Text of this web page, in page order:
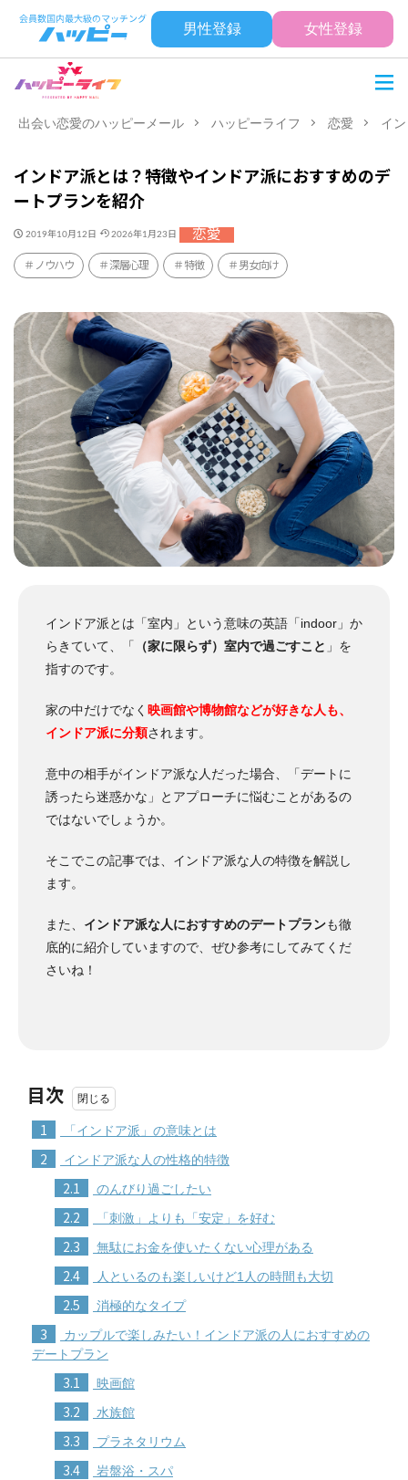
男性登録 女性登録
出会い恋愛のハッピーメール ハッピーライフ 恋愛 イ
インドア派とは？特徴やインドア派におすすめのデ
ートプランを紹介
2019年10月12日 2026年1月23日 恋愛
ノウハウ 深層心理 特徴 男女向け
インドア派とは「室内」という意味の英語「indoor」か
らきていて、「
（家に限らず）室内で過ごすこと 」を
指すのです。
家の中だけでなく 映画館や博物館などが好きな人も、
インドア派に分類されます。
意中の相手がインドア派な人だった場合、「デートに
誘ったら迷惑かな」とアプローチに悩むことがあるの
ではないでしょうか。
そこでこの記事では、インドア派な人の特徴を解説し
ます。
また、 インドア派な人におすすめのデートプランも徹
底的に紹介していますので、ぜひ参考にしてみてくだ
さいね！
目次
1 「インドア派」の意味とは
2 インドア派な人の性格的特徴
2.1 のんびり過ごしたい
2.2 「刺激」よりも「安定」を好む
2.3 無駄にお金を使いたくない心理がある
2.4 人といるのも楽しいけど1人の時間も大切
2.5 消極的なタイプ
3
カップルで楽しみたい！インドア派の人におすすめの
デートプラン
3.1 映画館
3.2 水族館
3.3 プラネタリウム
3.4 岩盤浴・スパ